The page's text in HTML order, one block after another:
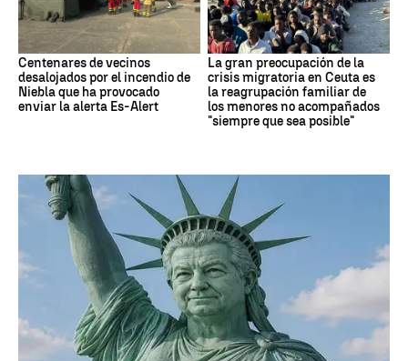
Centenares de vecinos
desalojados por el incendio de
Niebla que ha provocado
enviar la alerta Es-Alert
La gran preocupación de la
crisis migratoria en Ceuta es
la reagrupación familiar de
los menores no acompañados
"siempre que sea posible"